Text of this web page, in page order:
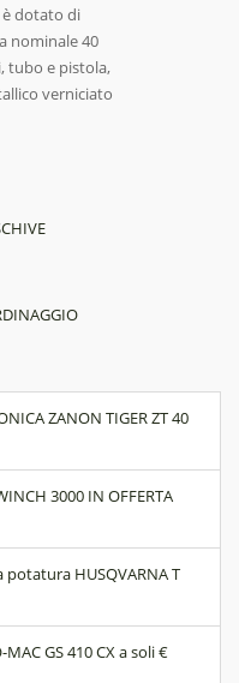
è dotato di
nominale 40
tubo e pistola,
verniciato
ZANON TIGER ZT 40
3000 IN OFFERTA
HUSQVARNA T
MAC GS 410 CX a soli €